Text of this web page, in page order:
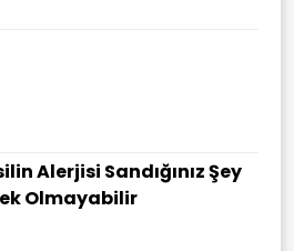
Alerjisi Sandığınız Şey
Olmayabilir